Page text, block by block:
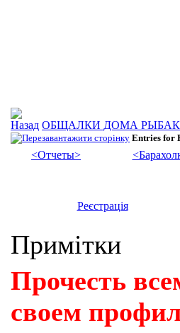
ОБЩАЛКИ ДОМА
Entries for
<Отчеты>
Реєстрація
Примітки
Прочесть
своем